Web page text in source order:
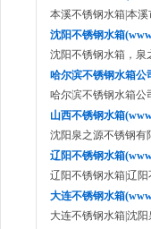
本溪不锈钢水箱|本溪
沈阳不锈钢水箱
沈阳不锈钢水箱，泉
哈尔滨不锈钢水箱公
哈尔滨不锈钢水箱公
山西不锈钢水箱
沈阳泉之源不锈钢有
辽阳不锈钢水箱
辽阳不锈钢水箱|辽阳
大连不锈钢水箱
大连不锈钢水箱|沈阳